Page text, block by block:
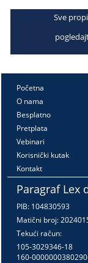
Sve
Početna
O nama
Besplatno
Pretplata
Vebinari
Korisnički kutak
Kontakt
Paragraf Lex
PIB: 104830593
Matični broj:
Tekući račun:
105-3029346-18
160-